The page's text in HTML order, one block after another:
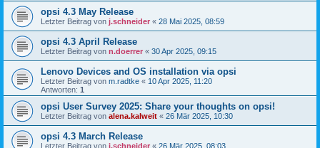
opsi 4.3 May Release
Letzter Beitrag von j.schneider « 28 Mai 2025, 08:59
opsi 4.3 April Release
Letzter Beitrag von n.doerrer « 30 Apr 2025, 09:15
Lenovo Devices and OS installation via opsi
Letzter Beitrag von m.radtke « 10 Apr 2025, 11:20
Antworten: 1
opsi User Survey 2025: Share your thoughts on opsi!
Letzter Beitrag von alena.kalweit « 26 Mär 2025, 10:30
opsi 4.3 March Release
Letzter Beitrag von j.schneider « 26 Mär 2025, 08:03